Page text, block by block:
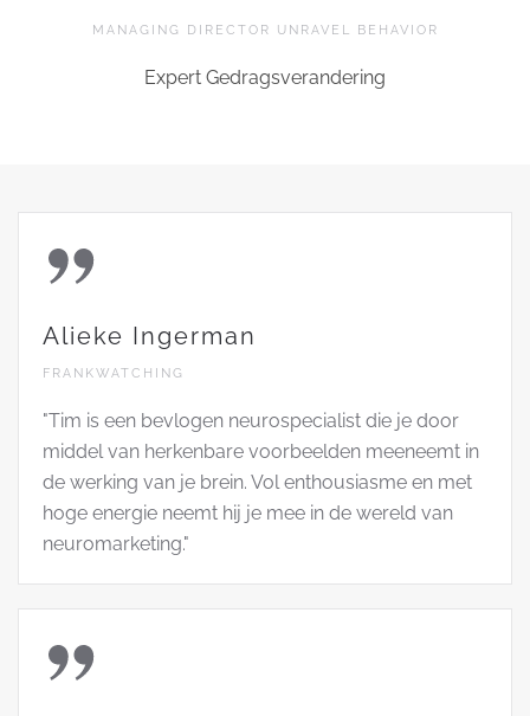
MANAGING DIRECTOR UNRAVEL BEHAVIOR
Expert Gedragsverandering
Alieke Ingerman
FRANKWATCHING
"Tim is een bevlogen neurospecialist die je door
middel van herkenbare voorbeelden meeneemt in
de werking van je brein. Vol enthousiasme en met
hoge energie neemt hij je mee in de wereld van
neuromarketing."